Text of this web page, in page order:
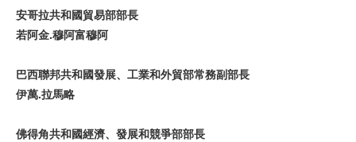
安哥拉共和國貿易部部長
若阿金.穆阿富穆阿
巴西聯邦共和國發展、工業和外貿部常務副部長
伊萬.拉馬略
佛得角共和國經濟、 發展和競爭部部長